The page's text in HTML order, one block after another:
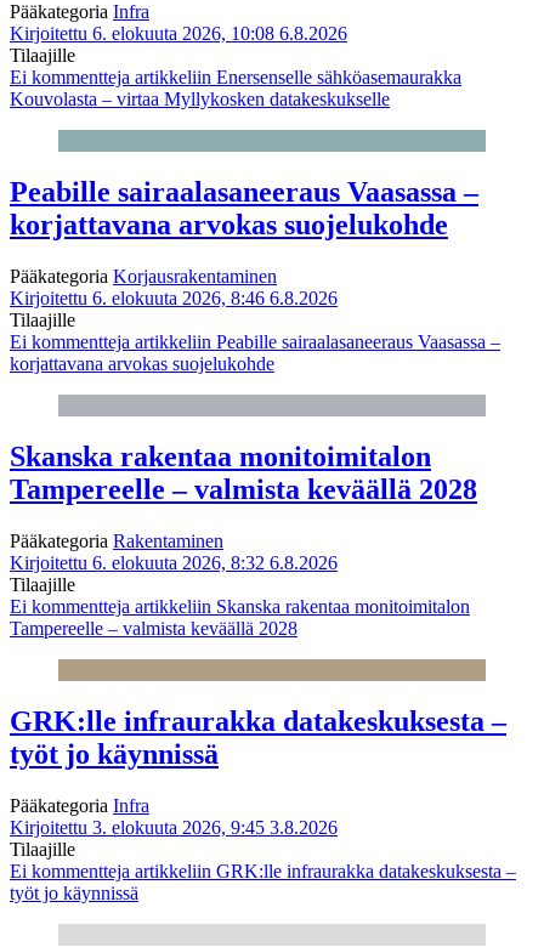
Pääkategoria Infra
Kirjoitettu 6. elokuuta 2026, 10:08 6.8.2026
Tilaajille
Ei kommentteja artikkeliin Enersenselle sähköasemaurakka
Kouvolasta – virtaa Myllykosken datakeskukselle
Peabille sairaalasaneeraus Vaasassa –
korjattavana arvokas suojelukohde
Pääkategoria Korjausrakentaminen
Kirjoitettu 6. elokuuta 2026, 8:46 6.8.2026
Tilaajille
Ei kommentteja artikkeliin Peabille sairaalasaneeraus Vaasassa –
korjattavana arvokas suojelukohde
Skanska rakentaa monitoimitalon
Tampereelle – valmista keväällä 2028
Pääkategoria Rakentaminen
Kirjoitettu 6. elokuuta 2026, 8:32 6.8.2026
Tilaajille
Ei kommentteja artikkeliin Skanska rakentaa monitoimitalon
Tampereelle – valmista keväällä 2028
GRK:lle infraurakka datakeskuksesta –
työt jo käynnissä
Pääkategoria Infra
Kirjoitettu 3. elokuuta 2026, 9:45 3.8.2026
Tilaajille
Ei kommentteja artikkeliin GRK:lle infraurakka datakeskuksesta –
työt jo käynnissä